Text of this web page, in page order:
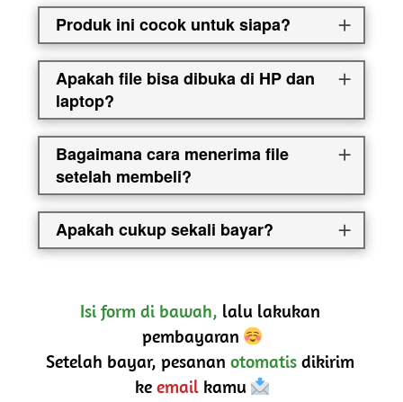
Produk ini cocok untuk siapa?
Apakah file bisa dibuka di HP dan
laptop?
Bagaimana cara menerima file
setelah membeli?
Apakah cukup sekali bayar?
Isi form di bawah, lalu lakukan
pembayaran
Setelah bayar, pesanan otomatis dikirim
ke email kamu